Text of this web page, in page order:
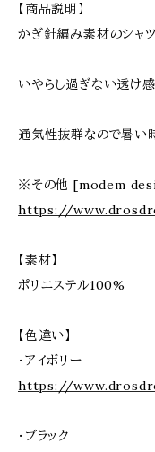
【商品説明】
かぎ針編み素材のシャツ
いやらし過ぎない透け
通気性抜群なので暑い
※その他 [modem
https://
【素材】
ポリエステル100%
【色違い】
・アイボリー
https://
・ブラック